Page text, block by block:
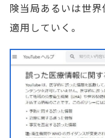
険当局あるいは世界
適用していく。